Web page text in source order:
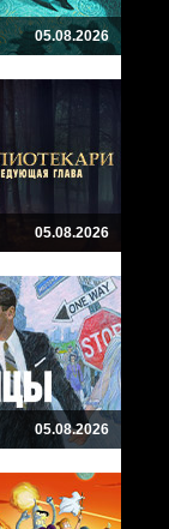
05.08.2026
05.08.2026
05.08.2026